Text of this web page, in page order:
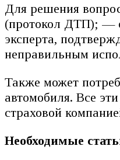
Для решения
(протокол ДТП); —
эксперта,
неправильным
Также может
автомобиля. Все
страховой
Необходимые